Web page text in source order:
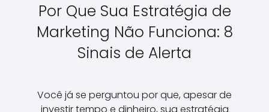
Por Que Sua Estratégia de
Marketing Não Funciona: 8
Sinais de Alerta
Você já se perguntou por que, apesar de
investir tempo e dinheiro, sua estratégia